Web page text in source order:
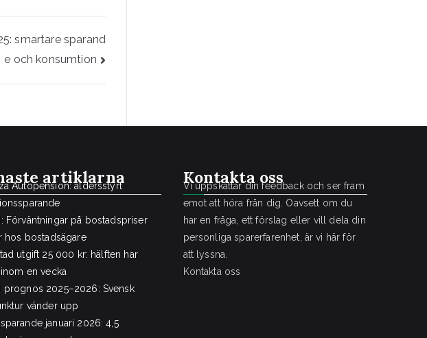
smartare sparand
e och konsumtion
artiklarna
Autopension: åldersstyrt
Förväntningar på bostadspriser
hos bostadsägare
utgift 25 000 kr: hälften har
en vecka
prognos 2025–2026: Svensk
vänder upp
januari 2026: 4,5
Kontakta oss
Vi uppskattar din feedback och ser fram
emot att höra från dig. Oavsett om du
har en fråga, ett förslag eller vill dela din
personliga sparerfarenhet, är vi här för
att lyssna.
Kontakta oss